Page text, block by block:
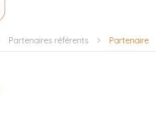
Partenaires référents Partenaire